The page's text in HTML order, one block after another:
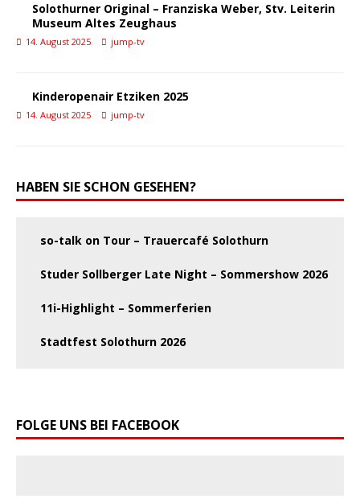
Solothurner Original – Franziska Weber, Stv. Leiterin
Museum Altes Zeughaus
14. August 2025 jump-tv
Kinderopenair Etziken 2025
14. August 2025 jump-tv
HABEN SIE SCHON GESEHEN?
so-talk on Tour – Trauercafé Solothurn
Studer Sollberger Late Night – Sommershow 2026
11i-Highlight – Sommerferien
Stadtfest Solothurn 2026
FOLGE UNS BEI FACEBOOK